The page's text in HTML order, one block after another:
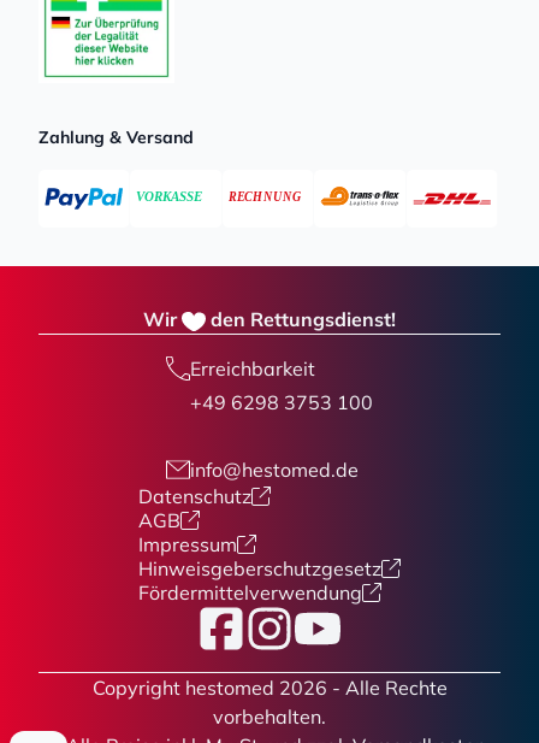
Zahlung & Versand
Wir den Rettungsdienst!
Erreichbarkeit
+49 6298 3753 100
info@hestomed.de
Datenschutz
AGB
Impressum
Hinweisgeberschutzgesetz
Fördermittelverwendung
FacebookInstagram
YouTube
Copyright hestomed 2026 - Alle Rechte
vorbehalten.